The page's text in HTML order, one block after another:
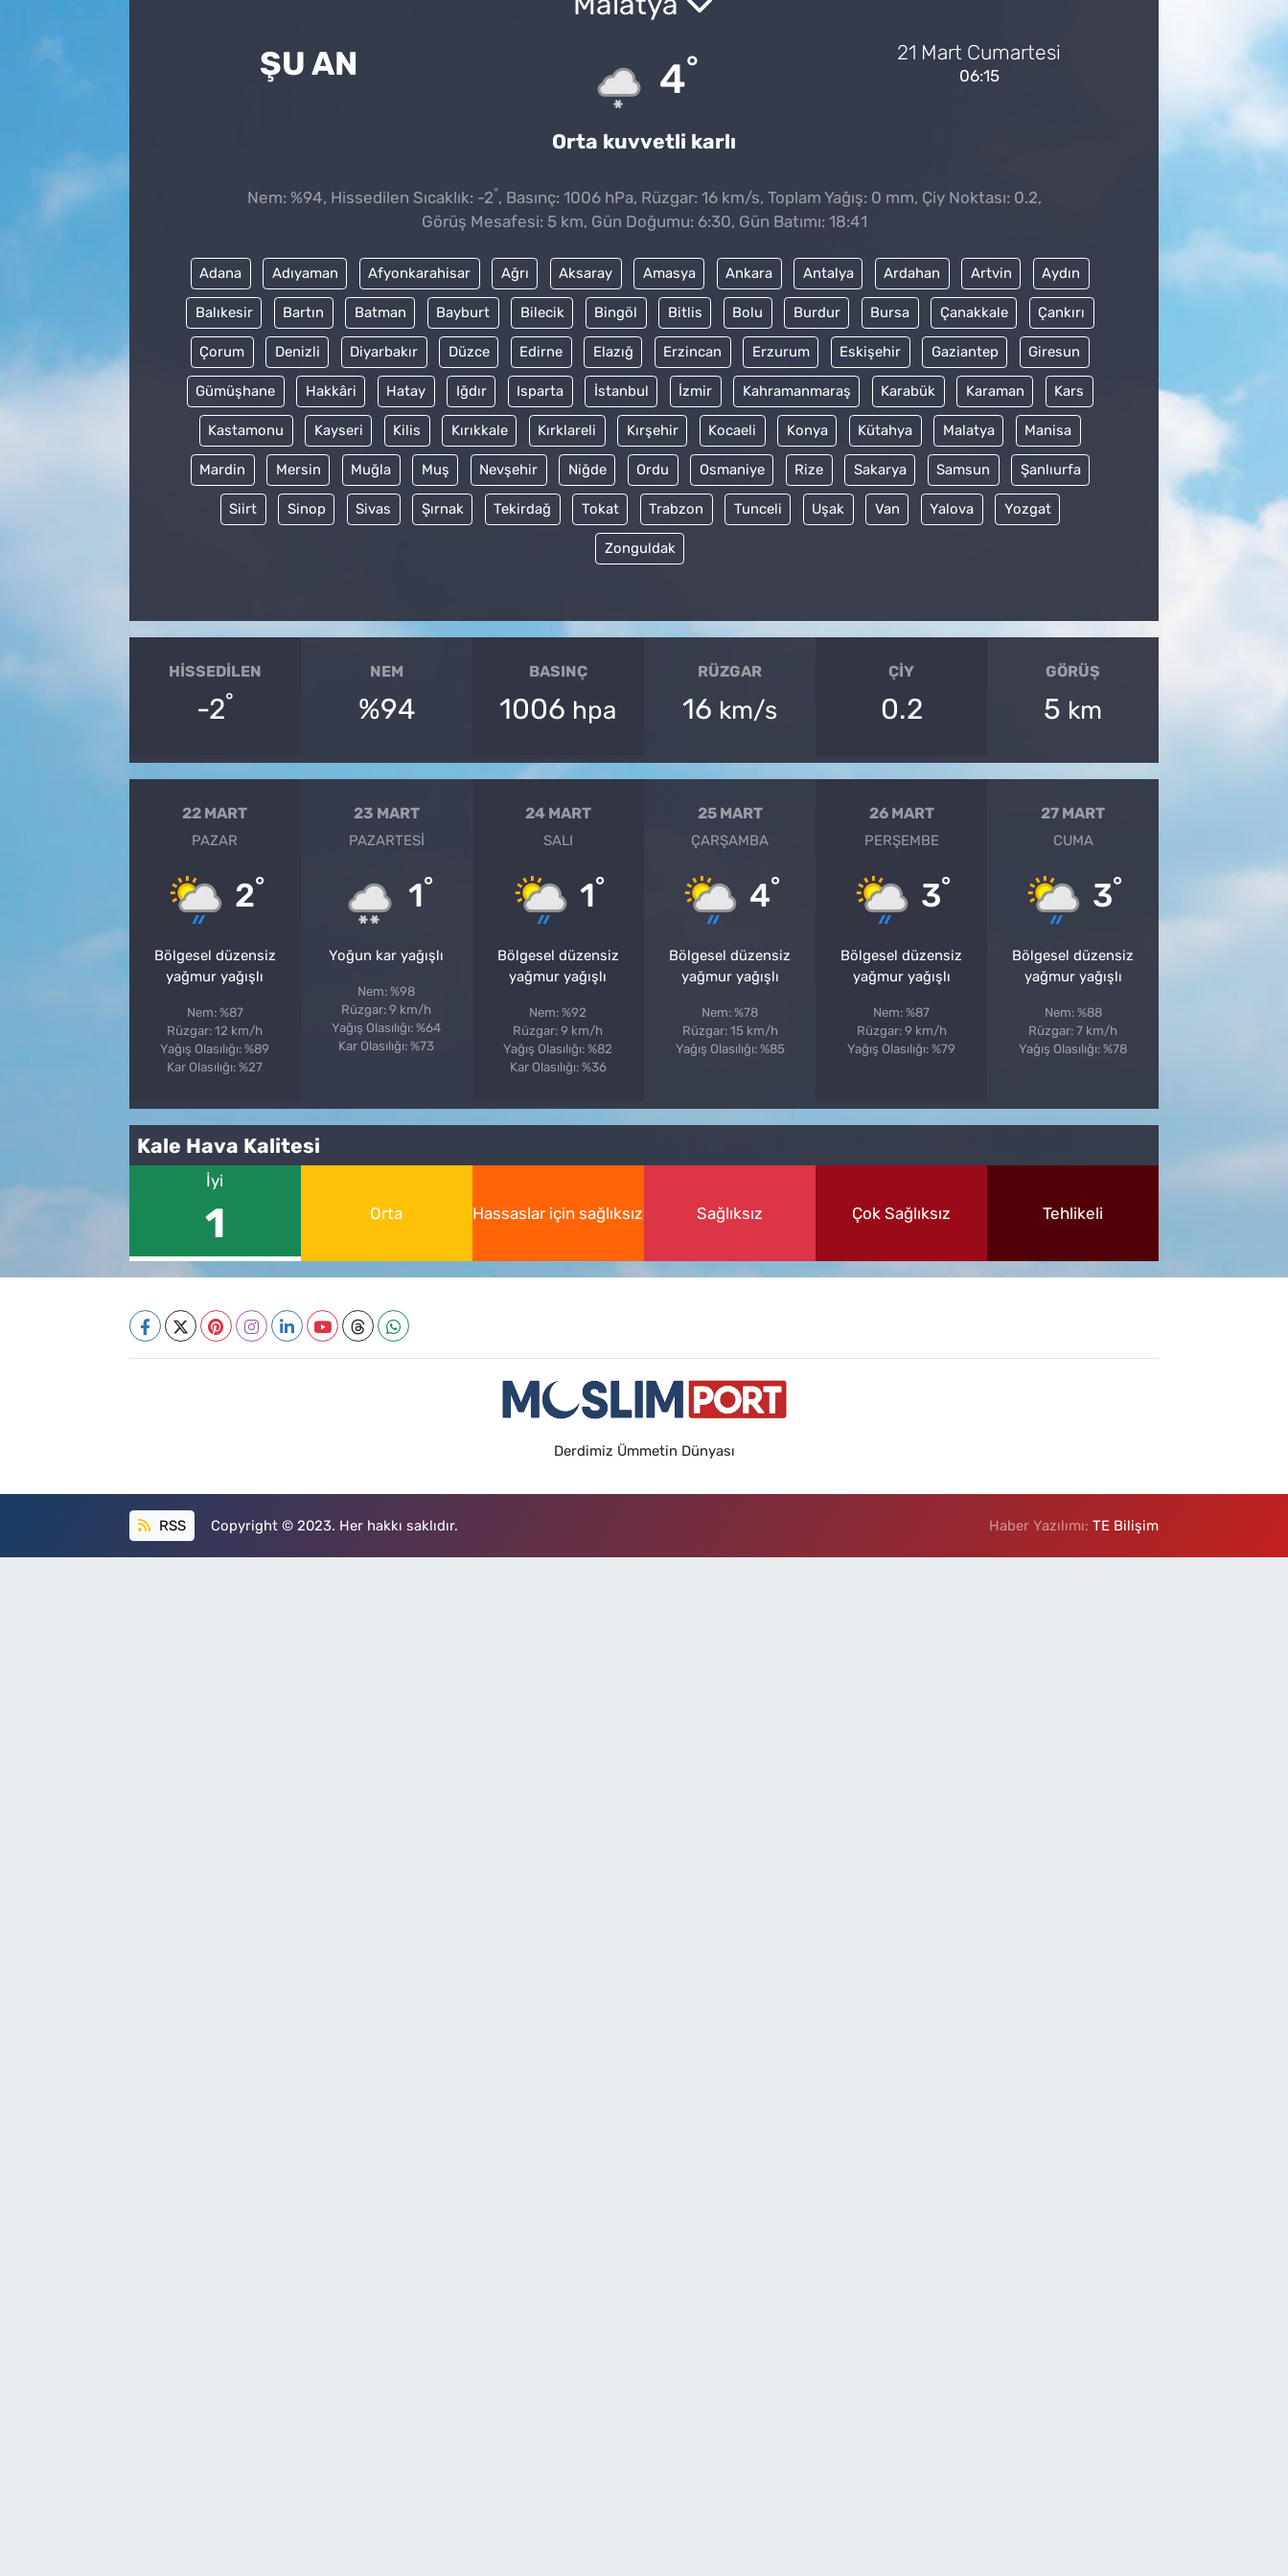
ŞU AN 4°
Orta kuvvetli karlı
21 Mart Cumartesi
06:15
Nem: %94, Hissedilen Sıcaklık: -2°, Basınç: 1006 hPa, Rüzgar: 16 km/s, Toplam Yağış: 0 mm, Çiy Noktası: 0.2,
Görüş Mesafesi: 5 km, Gün Doğumu: 6:30, Gün Batımı: 18:41
Adana Adıyaman Afyonkarahisar Ağrı Aksaray Amasya Ankara Antalya Ardahan Artvin Aydın
Balıkesir Bartın Batman Bayburt Bilecik Bingöl Bitlis Bolu Burdur Bursa Çanakkale Çankırı
Çorum Denizli Diyarbakır Düzce Edirne Elazığ Erzincan Erzurum Eskişehir Gaziantep Giresun
Gümüşhane Hakkâri Hatay Iğdır Isparta İstanbul İzmir Kahramanmaraş Karabük Karaman Kars
Kastamonu Kayseri Kilis Kırıkkale Kırklareli Kırşehir Kocaeli Konya Kütahya Malatya Manisa
Mardin Mersin Muğla Muş Nevşehir Niğde Ordu Osmaniye Rize Sakarya Samsun Şanlıurfa
Siirt Sinop Sivas Şırnak Tekirdağ Tokat Trabzon Tunceli Uşak Van Yalova Yozgat
Zonguldak
HISSEDILEN
-2°
NEM
%94
BASINÇ
1006 hpa
RÜZGAR
16 km/s
ÇIY
0.2
GÖRÜŞ
5 km
22 MART
PAZAR
2°
Bölgesel düzensiz
yağmur yağışlı
Nem: %87
Rüzgar: 12 km/h
Yağış Olasılığı: %89
Kar Olasılığı: %27
23 MART
PAZARTESI
1°
Yoğun kar yağışlı
Nem: %98
Rüzgar: 9 km/h
Yağış Olasılığı: %64
Kar Olasılığı: %73
24 MART
SALI
1°
Bölgesel düzensiz
yağmur yağışlı
Nem: %92
Rüzgar: 9 km/h
Yağış Olasılığı: %82
Kar Olasılığı: %36
25 MART
ÇARŞAMBA
4°
Bölgesel düzensiz
yağmur yağışlı
Nem: %78
Rüzgar: 15 km/h
Yağış Olasılığı: %85
26 MART
PERŞEMBE
3°
Bölgesel düzensiz
yağmur yağışlı
Nem: %87
Rüzgar: 9 km/h
Yağış Olasılığı: %79
27 MART
CUMA
3°
Bölgesel düzensiz
yağmur yağışlı
Nem: %88
Rüzgar: 7 km/h
Yağış Olasılığı: %78
Kale Hava Kalitesi
İyi
1 Orta Hassaslar için sağlıksız Sağlıksız Çok Sağlıksız Tehlikeli
Derdimiz Ümmetin Dünyası
RSS Copyright © 2023. Her hakkı saklıdır. Haber Yazılımı:TE Bilişim